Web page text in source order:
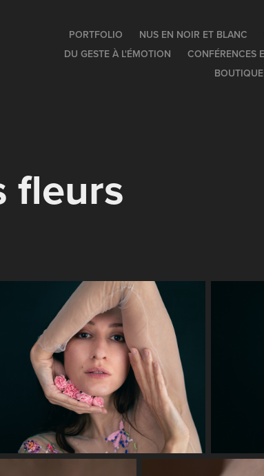
PORTFOLIO NUS EN NOIR ET BLANC
DU GESTE À L'ÉMOTION
CONFÉRENCES
BOUTIQUE
fleurs